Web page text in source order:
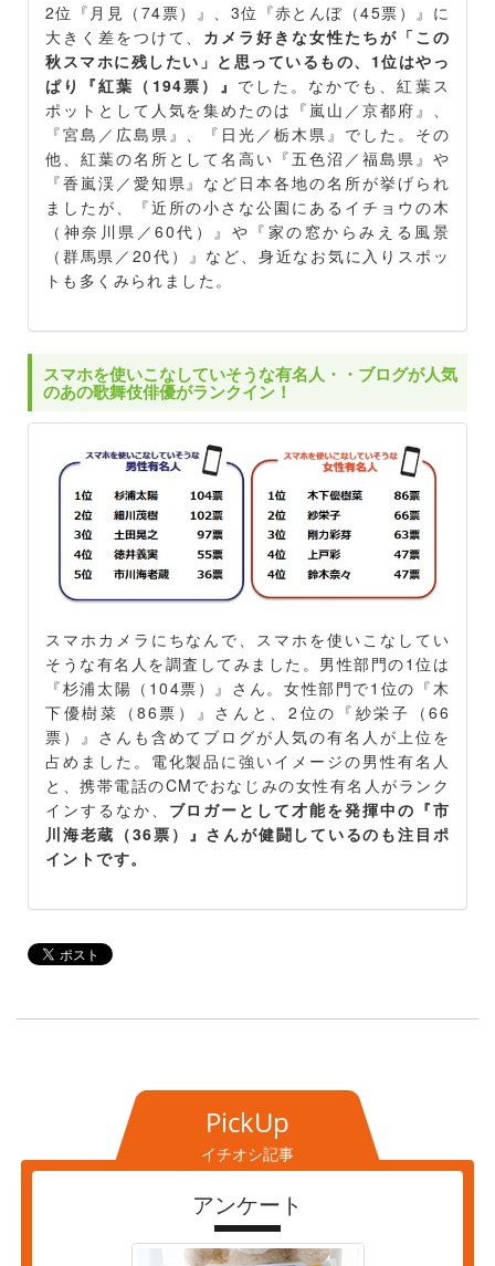
2位『月見（74票）』、3位『赤とんぼ（45票）』に
大きく差をつけて、 カメラ好きな女性たちが「この
秋スマホに残したい」と思っているもの、1位はやっ
ぱり『紅葉（194票）』 でした。なかでも、紅葉ス
ポットとして人気を集めたのは『嵐山／京都府』、
『宮島／広島県』、『日光／栃木県』でした。その
他、紅葉の名所として名高い『五色沼／福島県』や
『香嵐渓／愛知県』など日本各地の名所が挙げられ
ましたが、『近所の小さな公園にあるイチョウの木
（神奈川県／60代）』や『家の窓からみえる風景
（群馬県／20代）』など、身近なお気に入りスポッ
トも多くみられました。
スマホを使いこなしていそうな有名人・・ブログが人気
のあの歌舞伎俳優がランクイン！
スマホカメラにちなんで、スマホを使いこなしてい
そうな有名人を調査してみました。男性部門の1位は
『杉浦太陽（104票）』さん。女性部門で1位の『木
下優樹菜（86票）』さんと、2位の『紗栄子（66
票）』さんも含めてブログが人気の有名人が上位を
占めました。電化製品に強いイメージの男性有名人
と、携帯電話のCMでおなじみの女性有名人がランク
インするなか、 ブロガーとして才能を発揮中の『市
川海老蔵（36票）』さんが健闘しているのも注目ポ
イントです。
PickUp
イチオシ記事
アンケート